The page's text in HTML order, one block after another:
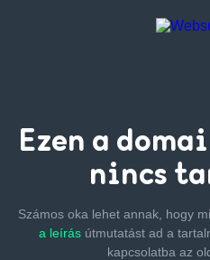
Ezen a
nincs
Számos oka lehet annak, hogy
a leírás útmutatást ad a
kapcsolatba az